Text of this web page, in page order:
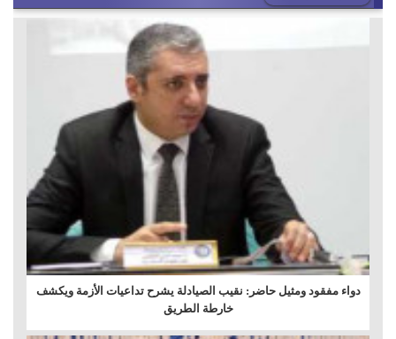
دواء مفقود ومثيل حاضر: نقيب الصيادلة يشرح تداعيات الأزمة ويكشف
خارطة الطريق